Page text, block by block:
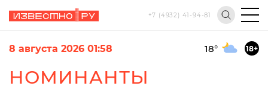
+7 (4932) 41-94-81
8 августа 2026 01:58 18° 18+
НОМИНАНТЫ